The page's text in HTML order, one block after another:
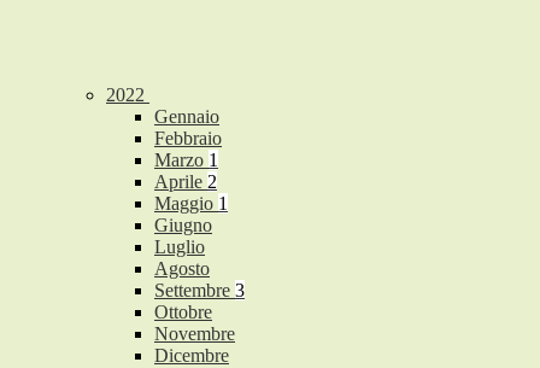
2022
Gennaio
Febbraio
Marzo 1
Aprile 2
Maggio 1
Giugno
Luglio
Agosto
Settembre 3
Ottobre
Novembre
Dicembre